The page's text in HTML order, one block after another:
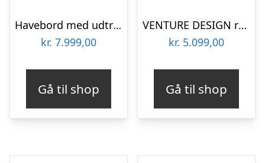
Havebord med udtræk i aluminium 160 – 240 x 90 cm – Kaffebrun
kr. 7.999,00
Gå til shop
VENTURE DESIGN rektangulær Levels havebord m. udtræk – grå, hvid aluminium (160/240×90)
kr. 5.099,00
Gå til shop